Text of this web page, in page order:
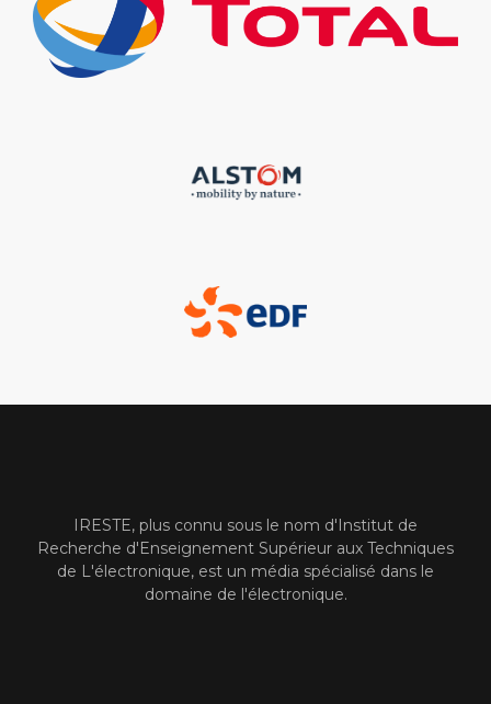
IRESTE, plus connu sous le nom d'Institut de
Recherche d'Enseignement Supérieur aux Techniques
de L'électronique, est un média spécialisé dans le
domaine de l'électronique.